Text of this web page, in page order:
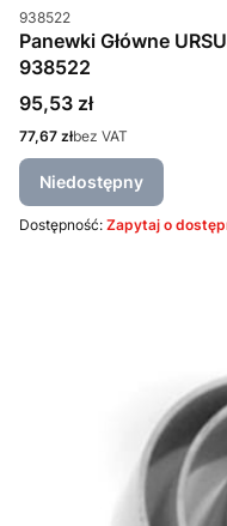
Kod produktu
938522
Panewki Główne
938522
Cena
95,53 zł
Cena
77,67 złbez VAT
Niedostępny
Dostępność: Zapytaj o